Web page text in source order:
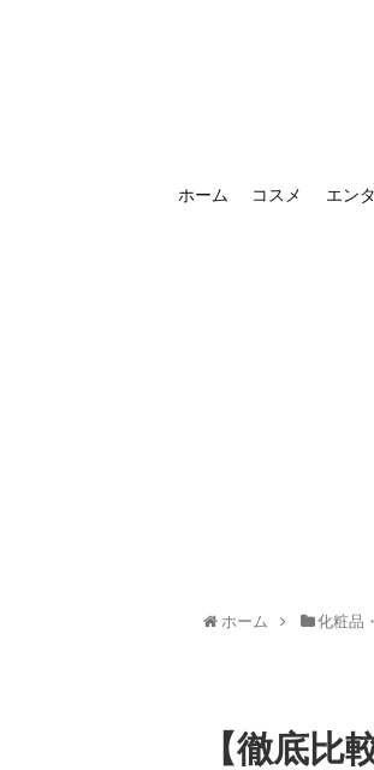
ホーム コスメ エン
ホーム 化粧品
【徹底比